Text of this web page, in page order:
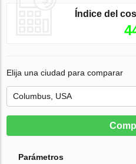
Índice del
Elija una ciudad para comparar
Parámetros